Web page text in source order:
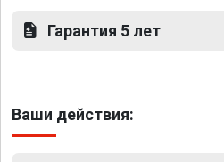
Гарантия 5 лет
Ваши действия: